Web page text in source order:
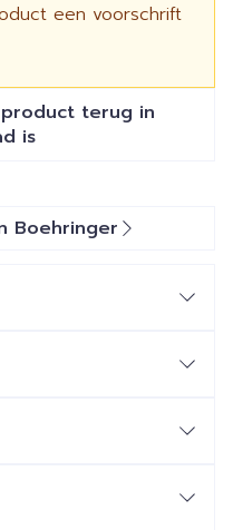
een voorschrift
terug in
is
Boehringer